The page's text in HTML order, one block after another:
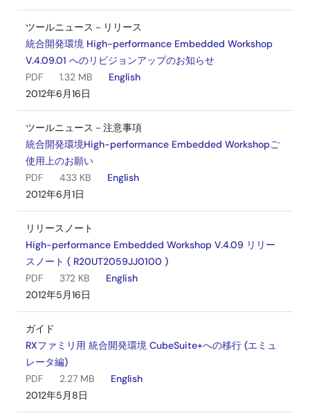
ツールニュース－リリース
統合開発環境 High-performance Embedded Workshop
V.4.09.01 へのリビジョンアップのお知らせ
PDF
1.32 MB
English
2012年6月16日
ツールニュース－注意事項
統合開発環境High-performance Embedded Workshopご
使用上のお願い
PDF
433 KB
English
2012年6月1日
リリースノート
High-performance Embedded Workshop V.4.09 リリー
スノート ( R20UT2059JJ0100 )
PDF
372 KB
English
2012年5月16日
ガイド
RXファミリ用 統合開発環境 CubeSuite+への移行 (エミュ
レータ編)
PDF
2.27 MB
English
2012年5月8日